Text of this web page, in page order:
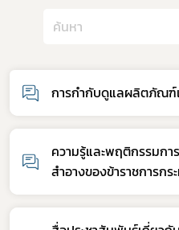
การกำกับดูแลผลิตภัณฑ์
ความรู้และพฤติกรรมก
สำอางของข้าราชการก